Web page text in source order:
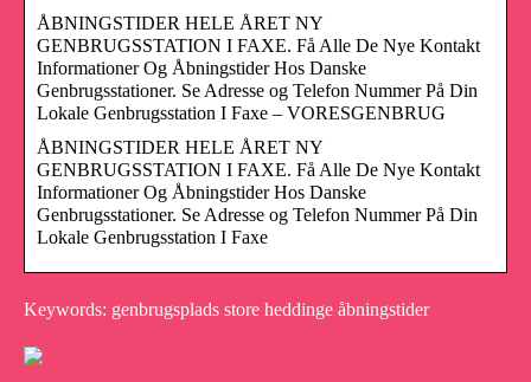
ÅBNINGSTIDER HELE ÅRET NY
GENBRUGSSTATION I FAXE. Få Alle De Nye Kontakt
Informationer Og Åbningstider Hos Danske
Genbrugsstationer. Se Adresse og Telefon Nummer På Din
Lokale Genbrugsstation I Faxe – VORESGENBRUG
ÅBNINGSTIDER HELE ÅRET NY
GENBRUGSSTATION I FAXE. Få Alle De Nye Kontakt
Informationer Og Åbningstider Hos Danske
Genbrugsstationer. Se Adresse og Telefon Nummer På Din
Lokale Genbrugsstation I Faxe
Keywords: genbrugsplads store heddinge åbningstider